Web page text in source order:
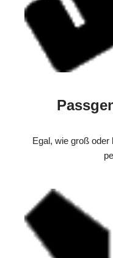
Egal, wie groß oder